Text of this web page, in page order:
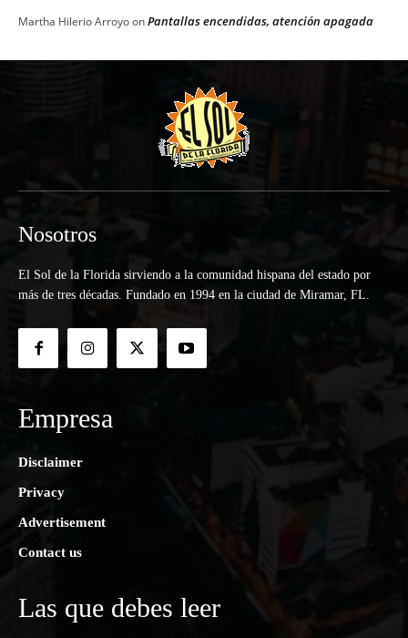
Martha Hilerio ArroyoonPantallas encendidas, atención apagada
Nosotros
El Sol de la Florida sirviendo a la comunidad hispana del estado por
más de tres décadas. Fundado en 1994 en la ciudad de Miramar, FL.
Empresa
Disclaimer
Privacy
Advertisement
Contact us
Las que debes leer